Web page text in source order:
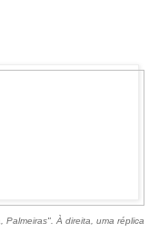
Palmeiras". À direita, uma réplica